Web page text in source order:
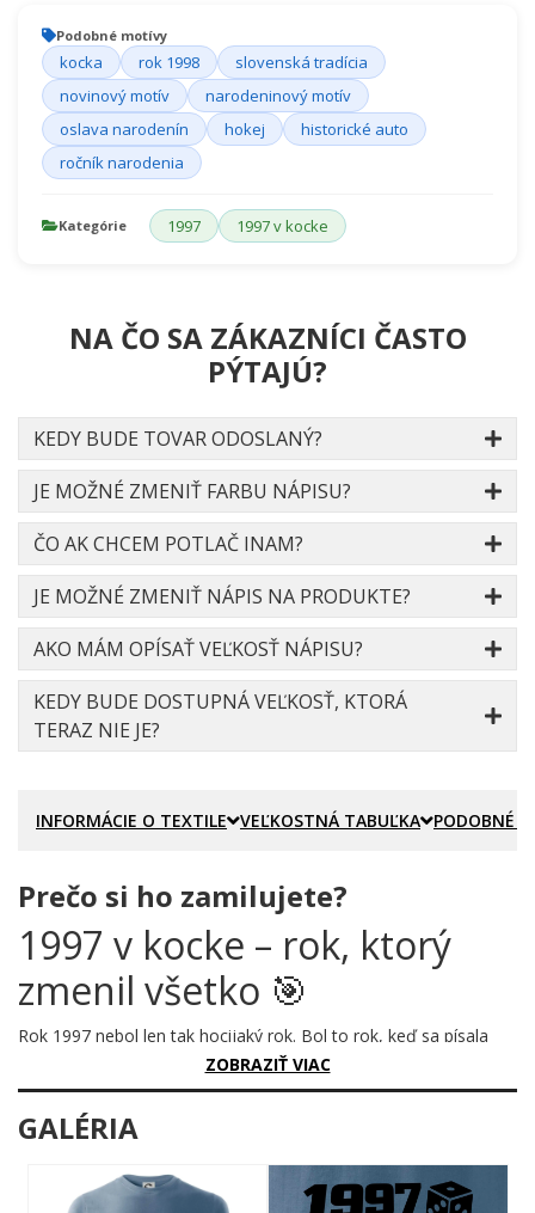
Podobné motívy
kocka rok 1998
slovenská tradícia
novinový motív
narodeninový motív
oslava narodenín
hokej
historické auto
ročník narodenia
Kategórie 1997 1997 v kocke
NA ČO SA ZÁKAZNÍCI ČASTO
PÝTAJÚ?
KEDY BUDE TOVAR ODOSLANÝ?
JE MOŽNÉ ZMENIŤ FARBU NÁPISU?
ČO AK CHCEM POTLAČ INAM?
JE MOŽNÉ ZMENIŤ NÁPIS NA PRODUKTE?
AKO MÁM OPÍSAŤ VEĽKOSŤ NÁPISU?
KEDY BUDE DOSTUPNÁ VEĽKOSŤ, KTORÁ
TERAZ NIE JE?
INFORMÁCIE O TEXTILE VEĽKOSTNÁ TABUĽKA PODOBNÉ
Prečo si ho zamilujete?
1997 v kocke – rok, ktorý
zmenil všetko 🎯
Rok 1997 nebol len tak hocijaký rok. Bol to rok, keď sa písala
história – a keď si prišiel na svet aj ty. Tento motív to hovorí
nahlas, s humorom a so všetkými faktami, ktoré robia tento
ročník výnimočným.
Prečo je tento motív úžasný?
Grafika v štýle dobovej tlačoviny zachytáva rok 1997 presne tak,
ZOBRAZIŤ VIAC
GALÉRIA